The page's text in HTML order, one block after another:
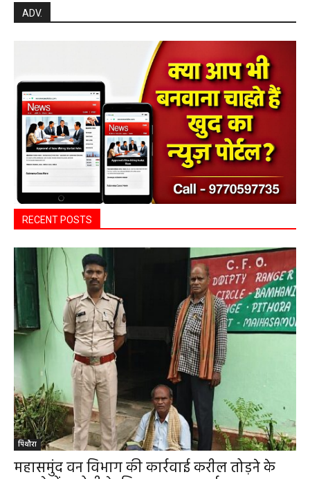
ADV.
RECENT POSTS
पिथौरा
महासमुंद वन विभाग की कार्रवाई करील तोड़ने के